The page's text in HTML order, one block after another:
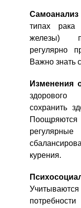
Самоанализ
типах рака
железы)
регулярно
Важно знать
Изменения
сохранить
курения.
Учитываются